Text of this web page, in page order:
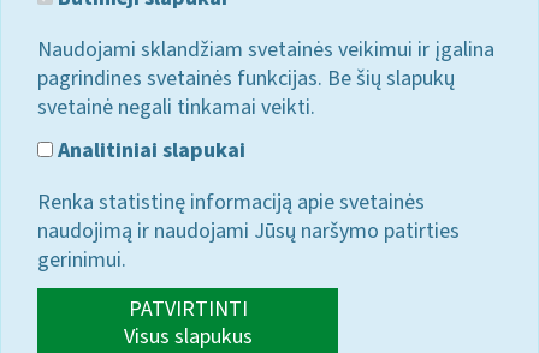
Naudojami sklandžiam svetainės veikimui ir įgalina
pagrindines svetainės funkcijas. Be šių slapukų
svetainė negali tinkamai veikti.
Analitiniai slapukai
Renka statistinę informaciją apie svetainės
naudojimą ir naudojami Jūsų naršymo patirties
gerinimui.
PATVIRTINTI
Visus slapukus